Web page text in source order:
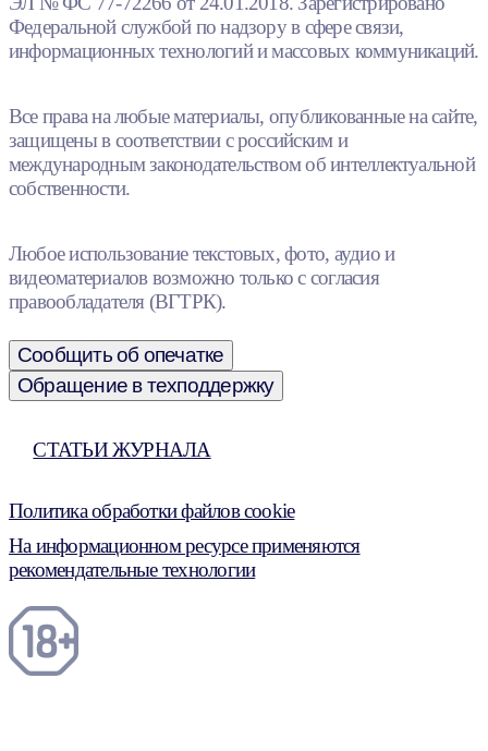
Федеральной службой по надзору в сфере связи,
информационных технологий и массовых коммуникаций.
Все права на любые материалы, опубликованные на сайте,
защищены в соответствии с российским и
международным законодательством об интеллектуальной
собственности.
Любое использование текстовых, фото, аудио и
видеоматериалов возможно только с согласия
правообладателя (ВГТРК).
Сообщить об опечатке
Обращение в техподдержку
СТАТЬИ ЖУРНАЛА
Политика обработки файлов cookie
На информационном ресурсе применяются
рекомендательные технологии